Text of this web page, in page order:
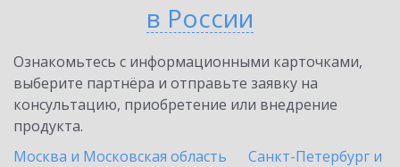
в России
Ознакомьтесь с информационными карточками,
выберите партнёра и отправьте заявку на
консультацию, приобретение или внедрение
продукта.
Москва и Московская область
Санкт-Петербург и